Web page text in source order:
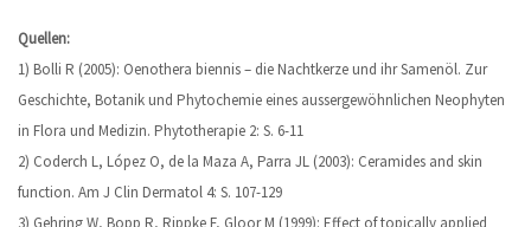
Quellen:
1) Bolli R (2005): Oenothera biennis – die Nachtkerze und ihr Samenöl. Zur
Geschichte, Botanik und Phytochemie eines aussergewöhnlichen Neophyten
in Flora und Medizin. Phytotherapie 2: S. 6-11
2) Coderch L, López O, de la Maza A, Parra JL (2003): Ceramides and skin
function. Am J Clin Dermatol 4: S. 107-129
3) Gehring W, Bopp R, Rippke F, Gloor M (1999): Effect of topically applied